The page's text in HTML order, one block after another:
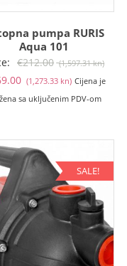
pumpa RURIS
Aqua 101
€212.00 (1,597.31 kn)
(1,273.33 kn)Trenutna
cijena
kn).
Cijena je
sa uključenim PDV-om
SALE!